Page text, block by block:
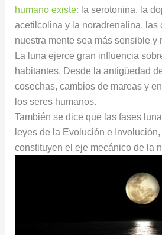
humano existe: la serotonina, la
acetilcolina y la noradrenalina, las
nuestra mente sea más sensible y
La luna ejerce gran influencia
habitantes. Desde la antigüedad
cosechas, cambios de mareas y
los seres humanos.
También se dice que las fases
leyes de la Evolución e
constituyen el eje mecánico de la